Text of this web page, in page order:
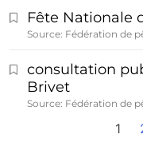
Fête Nationale
Source: Fédération de
consultation
Brivet
Source: Fédération de
1